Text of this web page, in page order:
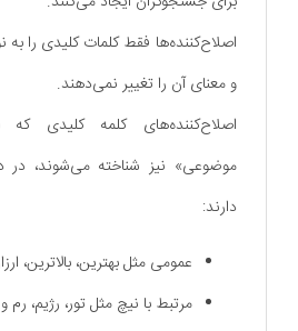
اصلاح‌کننده‌ها فقط کلمات کلیدی را
و معنای آن را تغییر نمی‌دهند.
اصلاح‌کننده‌های کلمه کلیدی که
موضوعی» نیز شناخته می‌شوند، در
دارند:
عمومی مثل بهترین، بالاترین،
مرتبط با نیچ مثل تور، رژیم، رم